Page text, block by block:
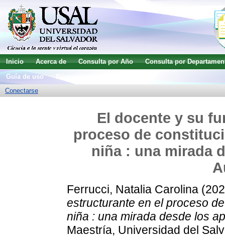
Inicio Acerca de Consulta por Año
Consulta por
Guía de uso
Conectarse
El docente y su
proceso de
niña : una mirada
Ferrucci, Natalia Carolina
estructurante en el proceso
niña : una mirada desde los
Maestría, Universidad del